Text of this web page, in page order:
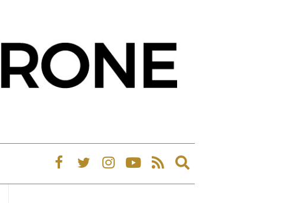
Expand
search